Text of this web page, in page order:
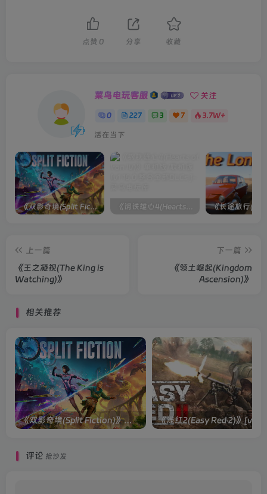
点赞 0 分享 收藏
菜鸟电玩客服 关注
0 227 3 7 3.7W+
活在当下
《双影奇境(Split Fiction)》单机版/联机版[v1.0 单机版/联机版] 《钢铁雄心4(Hearts of Iron IV)》单机版/联机版[v1.16.0 整合全部DLCs ]
上一篇
《王之凝视(The King is
Watching)》
下一篇
《领土崛起(Kingdom
Ascension)》
相关推荐
《双影奇境(Split Fiction)》单机版/联机版[v1.0 单机版/联机版]
评论 抢沙发